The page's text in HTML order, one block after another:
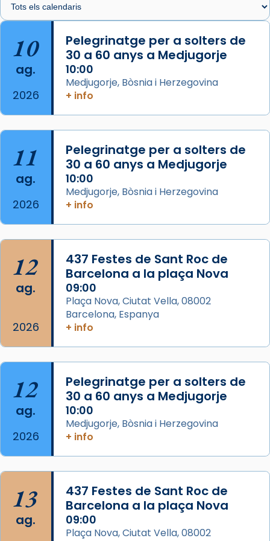
🔗
📸 J. Merino
Photo
View on Facebook ·
de Barcelona.
2 weeks ago
Aquest dilluns, 27 de juliol, ha tingut lloc la
missa d’acció de gràcies en agraïment al
comitè organitzador de la visita apostòlica
del Sant Pare Lleó XIV a Barcelona, i als
col·laboradors, a la Catedral de Barcelona.
L’arquebisbe de Barcelona, el cardenal Joan
Josep Omella, ha presidit la missa i l’ha
concelebrat el bisbe auxiliar de Barcelona,
Mons. David Abadías.
📸 Dr. G. Simón
Photo
View on Facebook
2 weeks ago
Memòria de les santes Juliana i
Semproniana, verges i màrtirs.
Acompanyant la història de sant Cugat, a
partir de l’Edat Mitjana sorgeix la tradició
que les santes Juliana (“relatiu a Júlia”) i
Semproniana (“relatiu a Semprònia =
eterna”) són deixebles seves. I l’any 1667, el
frare Joan Gaspar Roig, afirma en una obra
que les santes són filles de l’antiga Iluro.
10
ag.
2026
Pelegrinatge per a solters de
30 a 60 anys a Medjugorje
10:00
Medjugorje, Bòsnia i Herzegovina
+ info
11
ag.
2026
Pelegrinatge per a solters de
30 a 60 anys a Medjugorje
10:00
Medjugorje, Bòsnia i Herzegovina
+ info
12
ag.
2026
437 Festes de Sant Roc de
Barcelona a la plaça Nova
09:00
Plaça Nova, Ciutat Vella, 08002
Barcelona, Espanya
+ info
12
ag.
2026
Pelegrinatge per a solters de
30 a 60 anys a Medjugorje
10:00
Medjugorje, Bòsnia i Herzegovina
+ info
13
ag.
437 Festes de Sant Roc de
Barcelona a la plaça Nova
09:00
Plaça Nova, Ciutat Vella, 08002